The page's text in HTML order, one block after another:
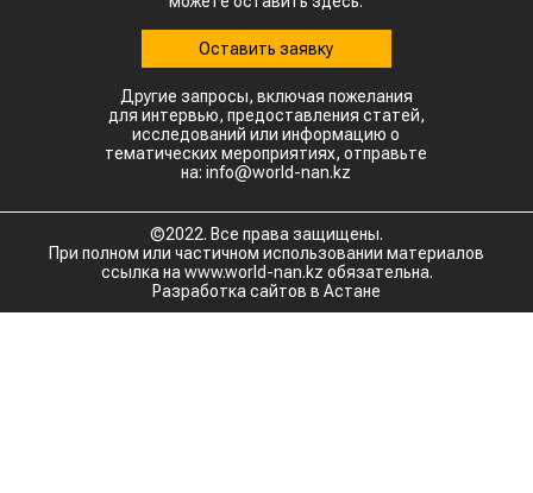
Оставить заявку
Другие запросы, включая пожелания
для интервью, предоставления статей,
исследований или информацию о
тематических мероприятиях, отправьте
на: info@world-nan.kz
©2022. Все права защищены.
При полном или частичном использовании материалов
ссылка на www.world-nan.kz обязательна.
Разработка сайтов в Астане